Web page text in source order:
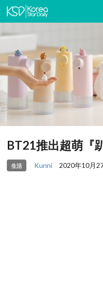
BT21推出超萌『
生活 Kunni 2020年10月